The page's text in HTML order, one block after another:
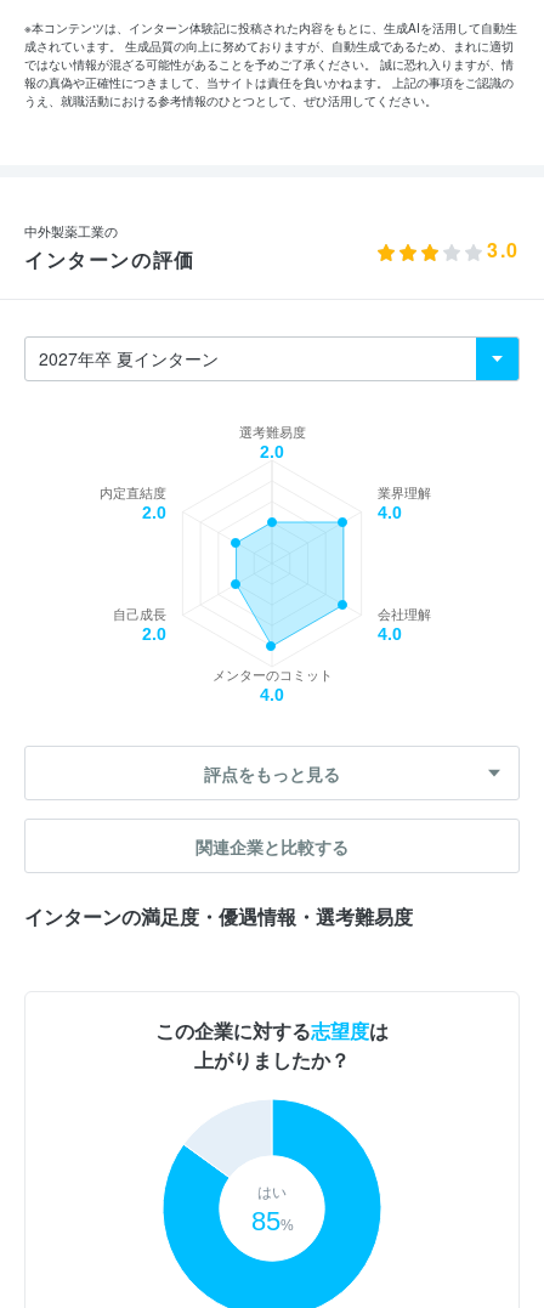
※本コンテンツは、インターン体験記に投稿された内容をもとに、生成AIを活用して自動生
成されています。 生成品質の向上に努めておりますが、自動生成であるため、まれに適切
ではない情報が混ざる可能性があることを予めご了承ください。 誠に恐れ入りますが、情
報の真偽や正確性につきまして、当サイトは責任を負いかねます。 上記の事項をご認識の
うえ、就職活動における参考情報のひとつとして、ぜひ活用してください。
中外製薬工業の
インターンの評価 3.0
選考難易度
2.0
業界理解
4.0
会社理解
4.0
メンターのコミット
4.0
自己成長
2.0
内定直結度
2.0
評点をもっと見る
関連企業と比較する
インターンの満足度・優遇情報・選考難易度
この企業に対する志望度は
上がりましたか？
はい
85%